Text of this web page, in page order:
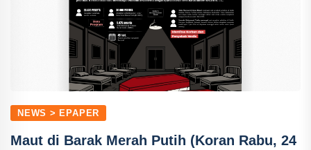
NEWS > EPAPER
Maut di Barak Merah Putih (Koran Rabu, 24